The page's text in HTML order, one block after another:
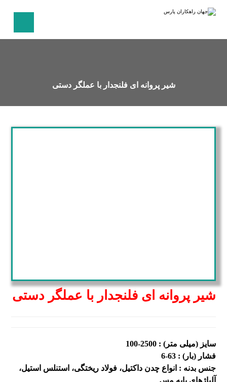
شیر پروانه ای فلنجدار با عملگر دستی
شیر پروانه ای فلنجدار با عملگر دستی
سایز (میلی متر) : 2500-100
فشار (بار) : 63-6
جنس بدنه : انواع چدن داکتیل، فولاد ریختگی، استنلس استیل،
آلیاژهای پایه مس